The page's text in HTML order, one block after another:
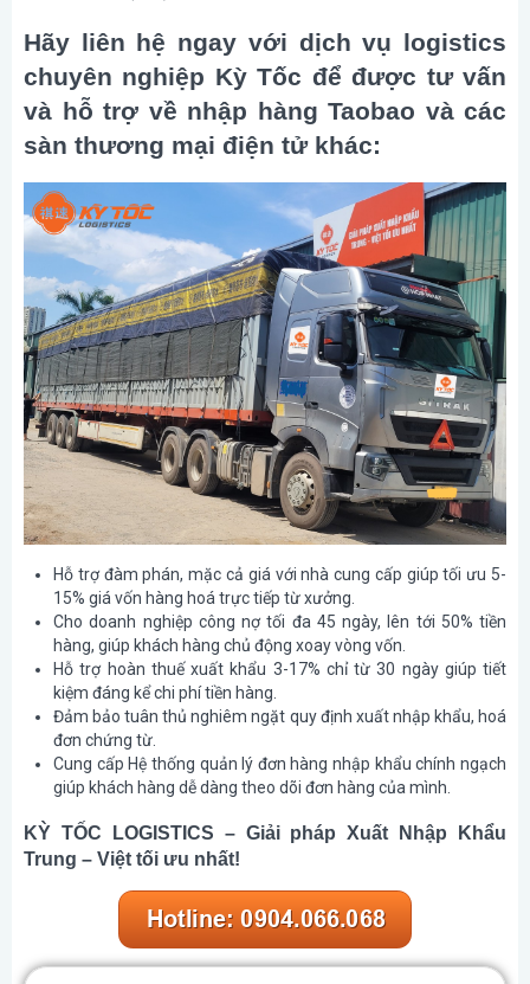
Hãy liên hệ ngay với dịch vụ logistics
chuyên nghiệp Kỳ Tốc để được tư vấn
và hỗ trợ về nhập hàng Taobao và các
sàn thương mại điện tử khác:
Hỗ trợ đàm phán, mặc cả giá với nhà cung cấp giúp tối ưu 5-
15% giá vốn hàng hoá trực tiếp từ xưởng.
Cho doanh nghiệp công nợ tối đa 45 ngày, lên tới 50% tiền
hàng, giúp khách hàng chủ động xoay vòng vốn.
Hỗ trợ hoàn thuế xuất khẩu 3-17% chỉ từ 30 ngày giúp tiết
kiệm đáng kể chi phí tiền hàng.
Đảm bảo tuân thủ nghiêm ngặt quy định xuất nhập khẩu, hoá
đơn chứng từ.
Cung cấp Hệ thống quản lý đơn hàng nhập khẩu chính ngạch
giúp khách hàng dễ dàng theo dõi đơn hàng của mình.
KỲ TỐC LOGISTICS – Giải pháp Xuất Nhập Khẩu
Trung – Việt tối ưu nhất!